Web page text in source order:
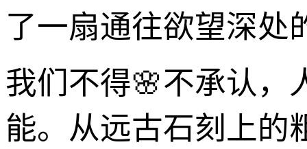
了一扇通往欲望深处
我们不得🌸不承认，
能。从远古石刻上的